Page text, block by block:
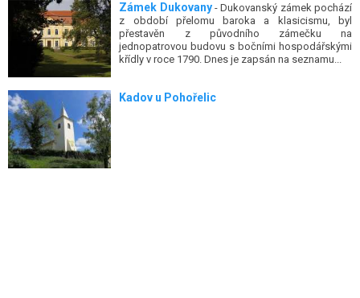
Zámek Dukovany- Dukovanský zámek pochází
z období přelomu baroka a klasicismu, byl
přestavěn z původního zámečku na
jednopatrovou budovu s bočními hospodářskými
křídly v roce 1790. Dnes je zapsán na seznamu...
Kadov u Pohořelic